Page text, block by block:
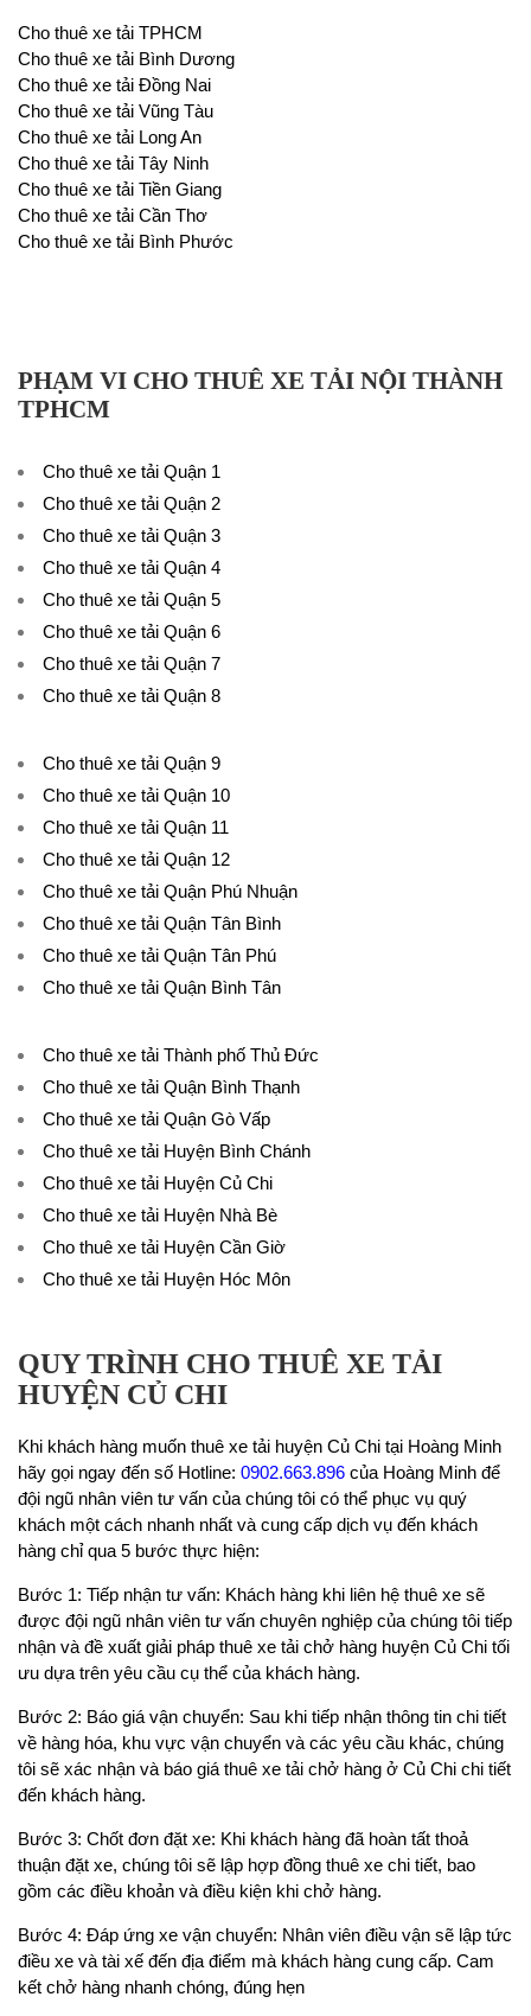
Cho thuê xe tải TPHCM
Cho thuê xe tải Bình Dương
Cho thuê xe tải Đồng Nai
Cho thuê xe tải Vũng Tàu
Cho thuê xe tải Long An
Cho thuê xe tải Tây Ninh
Cho thuê xe tải Tiền Giang
Cho thuê xe tải Cần Thơ
Cho thuê xe tải Bình Phước
PHẠM VI CHO THUÊ XE TẢI NỘI THÀNH
TPHCM
Cho thuê xe tải Quận 1
Cho thuê xe tải Quận 2
Cho thuê xe tải Quận 3
Cho thuê xe tải Quận 4
Cho thuê xe tải Quận 5
Cho thuê xe tải Quận 6
Cho thuê xe tải Quận 7
Cho thuê xe tải Quận 8
Cho thuê xe tải Quận 9
Cho thuê xe tải Quận 10
Cho thuê xe tải Quận 11
Cho thuê xe tải Quận 12
Cho thuê xe tải Quận Phú Nhuận
Cho thuê xe tải Quận Tân Bình
Cho thuê xe tải Quận Tân Phú
Cho thuê xe tải Quận Bình Tân
Cho thuê xe tải Thành phố Thủ Đức
Cho thuê xe tải Quận Bình Thạnh
Cho thuê xe tải Quận Gò Vấp
Cho thuê xe tải Huyện Bình Chánh
Cho thuê xe tải Huyện Củ Chi
Cho thuê xe tải Huyện Nhà Bè
Cho thuê xe tải Huyện Cần Giờ
Cho thuê xe tải Huyện Hóc Môn
QUY TRÌNH CHO THUÊ XE TẢI
HUYỆN CỦ CHI
Khi khách hàng muốn thuê xe tải huyện Củ Chi tại Hoàng Minh
hãy gọi ngay đến số Hotline: 0902.663.896 của Hoàng Minh để
đội ngũ nhân viên tư vấn của chúng tôi có thể phục vụ quý
khách một cách nhanh nhất và cung cấp dịch vụ đến khách
hàng chỉ qua 5 bước thực hiện:
Bước 1: Tiếp nhận tư vấn: Khách hàng khi liên hệ thuê xe sẽ
được đội ngũ nhân viên tư vấn chuyên nghiệp của chúng tôi tiếp
nhận và đề xuất giải pháp thuê xe tải chở hàng huyện Củ Chi tối
ưu dựa trên yêu cầu cụ thể của khách hàng.
Bước 2: Báo giá vận chuyển: Sau khi tiếp nhận thông tin chi tiết
về hàng hóa, khu vực vận chuyển và các yêu cầu khác, chúng
tôi sẽ xác nhận và báo giá thuê xe tải chở hàng ở Củ Chi chi tiết
đến khách hàng.
Bước 3: Chốt đơn đặt xe: Khi khách hàng đã hoàn tất thoả
thuận đặt xe, chúng tôi sẽ lập hợp đồng thuê xe chi tiết, bao
gồm các điều khoản và điều kiện khi chở hàng.
Bước 4: Đáp ứng xe vận chuyển: Nhân viên điều vận sẽ lập tức
điều xe và tài xế đến địa điểm mà khách hàng cung cấp. Cam
kết chở hàng nhanh chóng, đúng hẹn